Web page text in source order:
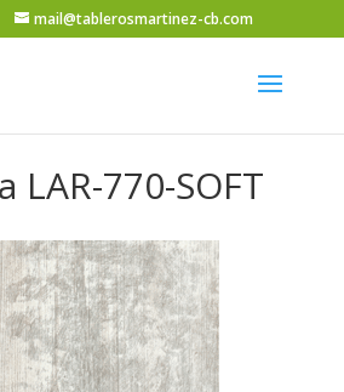
mail@tablerosmartinez-cb.com
LAR-770-SOFT